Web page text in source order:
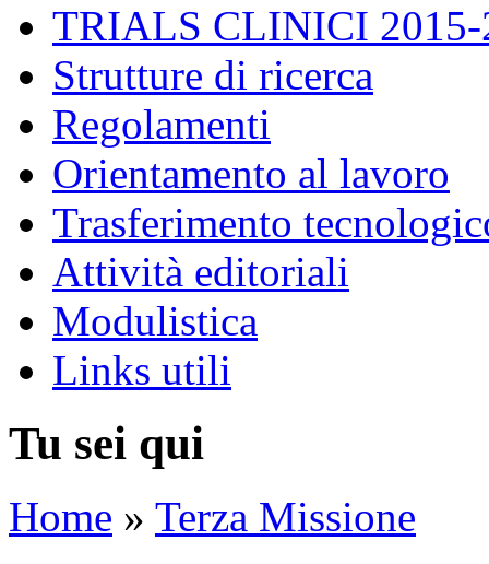
TRIALS CLINICI 2015-
Strutture di ricerca
Regolamenti
Orientamento al lavoro
Trasferimento
Attività editoriali
Modulistica
Links utili
Tu sei qui
Home » Terza Missione